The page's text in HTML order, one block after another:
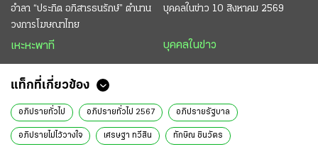
อำลา “ประกิต อภิสารธนรักษ์” ตำนาน
วงการโฆษณาไทย
เหะหะพาที
บุคคลในข่าว 10 สิงหาคม 2569
บุคคลในข่าว
แท็กที่เกี่ยวข้อง
อภิปรายทั่วไป อภิปรายทั่วไป 2567 อภิปรายรัฐบาล
อภิปรายไม่ไว้วางใจ เศรษฐา ทวีสิน ทักษิณ ชินวัตร